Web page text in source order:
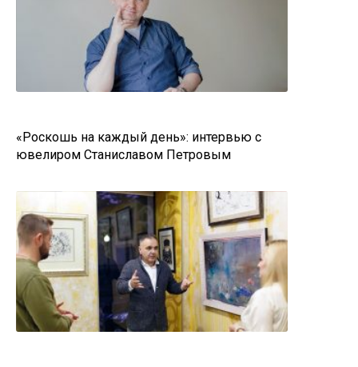
«Роскошь на каждый день»: интервью с
ювелиром Станиславом Петровым